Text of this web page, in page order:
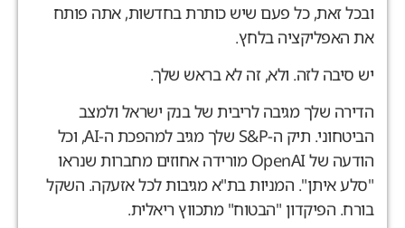
זאת, כל פעם שיש כותרת בחדשות, אתה פותח
האפליקציה בלחץ.
סיבה לזה. ולא, זה לא בראש שלך.
שלך מגיבה לריבית של בנק ישראל ולמצב
הביטחוני. תיק ה-S&P שלך מגיב למהפכת ה-AI, וכל
הודעה של OpenAI מורידה אחוזים מחברות שנראו
איתן". המניות בת"א מגיבות לכל אזעקה. השקל
הפיקדון "הבטוח" מתכווץ ריאלית.